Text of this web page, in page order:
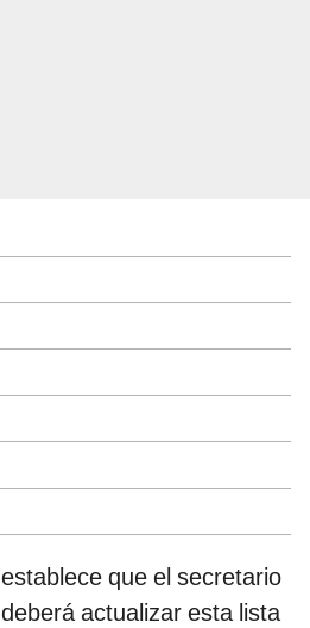
establece que el secretario
deberá actualizar esta lista